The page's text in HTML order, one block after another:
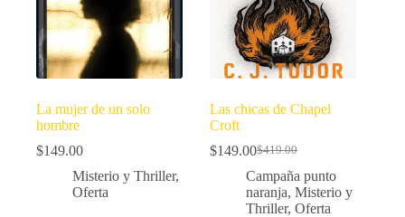
La mujer de un solo
hombre
$149.00
Misterio y Thriller,
Oferta
Las chicas de Chapel
Croft
$419.00
El
precio
original
era:
$149.00El
precio
actual
es:
Campaña punto
naranja,Misterio y
Thriller,Oferta